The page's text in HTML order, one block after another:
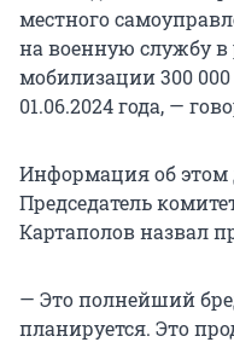
местного
на военную службу
мобилизации 300
01.06.2024 года, —
Информация об
Председатель
Картаполов назвал
— Это полнейший
планируется. Это